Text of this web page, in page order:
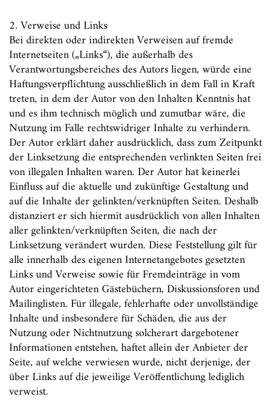
2. Verweise und Links
Bei direkten oder indirekten Verweisen auf fremde
Internetseiten („Links“), die außerhalb des
Verantwortungsbereiches des Autors liegen, würde eine
Haftungsverpflichtung ausschließlich in dem Fall in Kraft
treten, in dem der Autor von den Inhalten Kenntnis hat
und es ihm technisch möglich und zumutbar wäre, die
Nutzung im Falle rechtswidriger Inhalte zu verhindern.
Der Autor erklärt daher ausdrücklich, dass zum Zeitpunkt
der Linksetzung die entsprechenden verlinkten Seiten frei
von illegalen Inhalten waren. Der Autor hat keinerlei
Einfluss auf die aktuelle und zukünftige Gestaltung und
auf die Inhalte der gelinkten/verknüpften Seiten. Deshalb
distanziert er sich hiermit ausdrücklich von allen Inhalten
aller gelinkten/verknüpften Seiten, die nach der
Linksetzung verändert wurden. Diese Feststellung gilt für
alle innerhalb des eigenen Internetangebotes gesetzten
Links und Verweise sowie für Fremdeinträge in vom
Autor eingerichteten Gästebüchern, Diskussionsforen und
Mailinglisten. Für illegale, fehlerhafte oder unvollständige
Inhalte und insbesondere für Schäden, die aus der
Nutzung oder Nichtnutzung solcherart dargebotener
Informationen entstehen, haftet allein der Anbieter der
Seite, auf welche verwiesen wurde, nicht derjenige, der
über Links auf die jeweilige Veröffentlichung lediglich
verweist.